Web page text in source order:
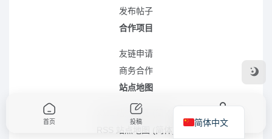
发布帖子
合作项目
友链申请
商务合作
站点地图
XML 站点地图 (简体)
首页 投稿 我的
简体中文